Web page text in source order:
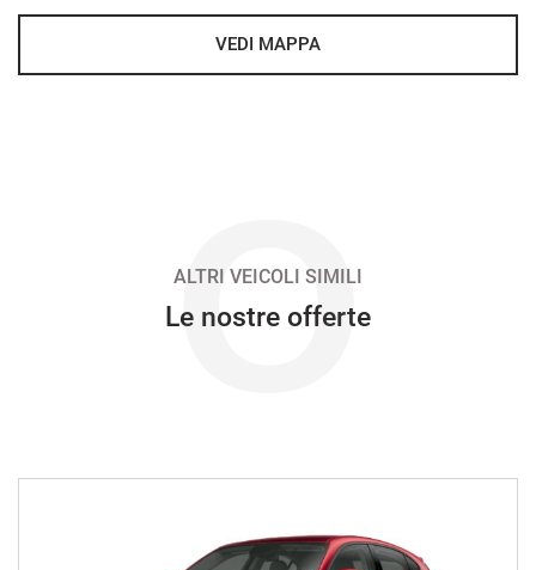
1.378€/mese
VEDI MAPPA
O
ALTRI VEICOLI SIMILI
Le nostre offerte